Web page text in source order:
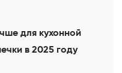
для кухонной
в 2025 году